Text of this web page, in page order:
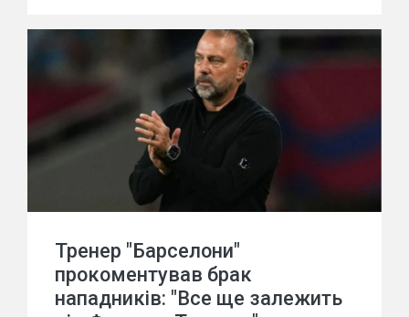
Тренер "Барселони"
прокоментував брак
нападників: "Все ще залежить